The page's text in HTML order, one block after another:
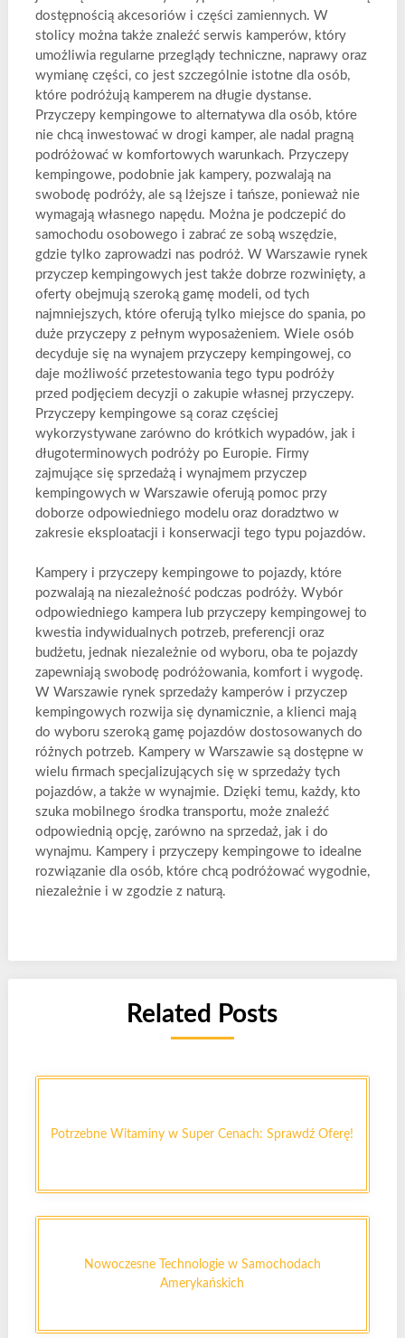
dostępnością akcesoriów i części zamiennych. W
stolicy można także znaleźć serwis kamperów, który
umożliwia regularne przeglądy techniczne, naprawy oraz
wymianę części, co jest szczególnie istotne dla osób,
które podróżują kamperem na długie dystanse.
Przyczepy kempingowe to alternatywa dla osób, które
nie chcą inwestować w drogi kamper, ale nadal pragną
podróżować w komfortowych warunkach. Przyczepy
kempingowe, podobnie jak kampery, pozwalają na
swobodę podróży, ale są lżejsze i tańsze, ponieważ nie
wymagają własnego napędu. Można je podczepić do
samochodu osobowego i zabrać ze sobą wszędzie,
gdzie tylko zaprowadzi nas podróż. W Warszawie rynek
przyczep kempingowych jest także dobrze rozwinięty, a
oferty obejmują szeroką gamę modeli, od tych
najmniejszych, które oferują tylko miejsce do spania, po
duże przyczepy z pełnym wyposażeniem. Wiele osób
decyduje się na wynajem przyczepy kempingowej, co
daje możliwość przetestowania tego typu podróży
przed podjęciem decyzji o zakupie własnej przyczepy.
Przyczepy kempingowe są coraz częściej
wykorzystywane zarówno do krótkich wypadów, jak i
długoterminowych podróży po Europie. Firmy
zajmujące się sprzedażą i wynajmem przyczep
kempingowych w Warszawie oferują pomoc przy
doborze odpowiedniego modelu oraz doradztwo w
zakresie eksploatacji i konserwacji tego typu pojazdów.
Kampery i przyczepy kempingowe to pojazdy, które
pozwalają na niezależność podczas podróży. Wybór
odpowiedniego kampera lub przyczepy kempingowej to
kwestia indywidualnych potrzeb, preferencji oraz
budżetu, jednak niezależnie od wyboru, oba te pojazdy
zapewniają swobodę podróżowania, komfort i wygodę.
W Warszawie rynek sprzedaży kamperów i przyczep
kempingowych rozwija się dynamicznie, a klienci mają
do wyboru szeroką gamę pojazdów dostosowanych do
różnych potrzeb. Kampery w Warszawie są dostępne w
wielu firmach specjalizujących się w sprzedaży tych
pojazdów, a także w wynajmie. Dzięki temu, każdy, kto
szuka mobilnego środka transportu, może znaleźć
odpowiednią opcję, zarówno na sprzedaż, jak i do
wynajmu. Kampery i przyczepy kempingowe to idealne
rozwiązanie dla osób, które chcą podróżować wygodnie,
niezależnie i w zgodzie z naturą.
Related Posts
Potrzebne Witaminy w Super Cenach: Sprawdź Oferę!
Nowoczesne Technologie w Samochodach
Amerykańskich
internetowym|Sklep zoologiczny w internecie – Szeroka
Jakie produkty wybrać|Sklep internetowy – Doskonałe
produkty w promocjach|Sklep online – Oferta karm,
– Zrób zakupy dla swojego psa|Sklep zoologiczny online
– Wygodne zakupy dla każdego pupila|Sklep
gryzonia|Sklep zoologiczny online – Produkty dla pupili